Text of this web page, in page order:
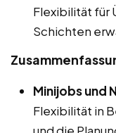
Flexibilität für
Schichten
Minijobs und
Flexibilität in